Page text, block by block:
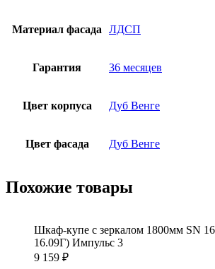
Материал фасада ЛДСП
Гарантия 36 месяцев
Цвет корпуса Дуб Венге
Цвет фасада Дуб Венге
Похожие товары
Шкаф-купе с зеркалом 1800мм SN
16.09Г) Импульс 3
9 159 ₽